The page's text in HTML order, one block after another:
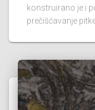
konstruirano je i
prečišćavanje